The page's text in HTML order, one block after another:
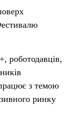
роботодавців,
з темою
ринку